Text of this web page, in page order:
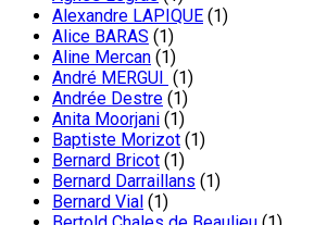
Alexandre LAPIQUE (1)
Alice BARAS (1)
Aline Mercan (1)
André MERGUI (1)
Andrée Destre (1)
Anita Moorjani (1)
Baptiste Morizot (1)
Bernard Bricot (1)
Bernard Darraillans (1)
Bernard Vial (1)